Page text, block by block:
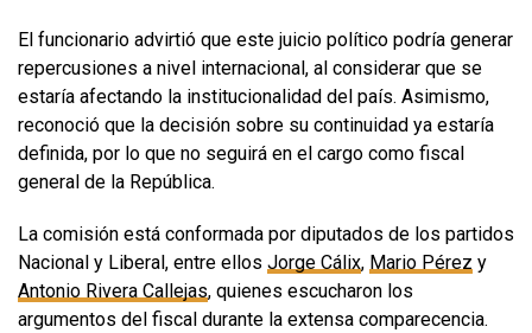
El funcionario advirtió que este juicio político podría generar
repercusiones a nivel internacional, al considerar que se
estaría afectando la institucionalidad del país. Asimismo,
reconoció que la decisión sobre su continuidad ya estaría
definida, por lo que no seguirá en el cargo como fiscal
general de la República.
La comisión está conformada por diputados de los partidos
Nacional y Liberal, entre ellos Jorge Cálix, Mario Pérez y
Antonio Rivera Callejas, quienes escucharon los
argumentos del fiscal durante la extensa comparecencia.